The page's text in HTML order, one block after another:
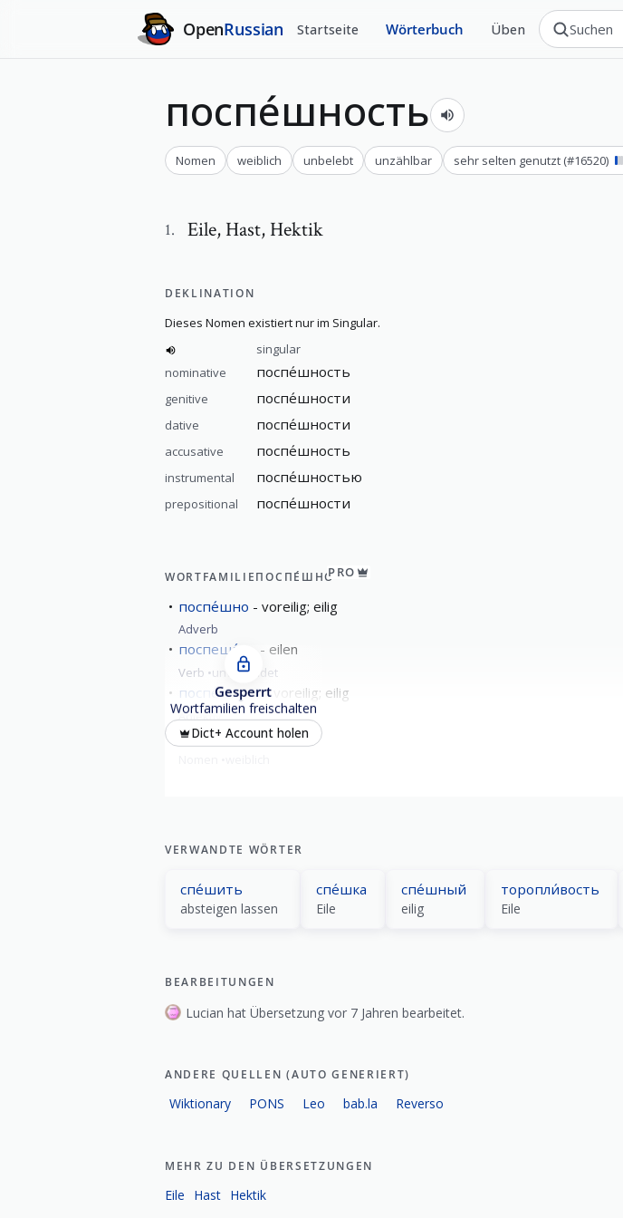
OpenRussian Startseite Wörterbuch Üben
поспе́шность
Nomen weiblich unbelebt unzählbar sehr selten genutzt (#16520)
1. Eile, Hast, Hektik
DEKLINATION
Dieses Nomen existiert nur im Singular.
singular
nominative
поспе́шность
genitive поспе́шности
dative поспе́шности
accusative поспе́шность
instrumental поспе́шностью
prepositional поспе́шности
WORTFAMILIEПОСПЕ́ШНОPRO
поспе́шно voreilig; eilig
Adverb
поспеша́ть eilen
Verb unvollendet
поспе́шный voreilig; eilig
Adjektiv
поспе́шность Eile
Gesperrt
Wortfamilien freischalten
Dict+ Account holen
VERWANDTE WÖRTER
спе́шить
absteigen lassen
спе́шка
Eile
спе́шный
eilig
торопли́вость
Eile
BEARBEITUNGEN
Lucian hat Übersetzung vor 7 Jahren bearbeitet.
ANDERE QUELLEN (AUTO GENERIERT)
Wiktionary PONS Leo bab.la Reverso
MEHR ZU DEN ÜBERSETZUNGEN
Eile Hast Hektik